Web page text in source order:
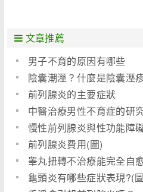
文章推薦
男子不育的原因有哪些
陰囊潮溼？什麼是陰囊溼
前列腺炎的主要症狀
中醫治療男性不育症的研
慢性前列腺炎與性功能障
前列腺炎費用(圖)
睾丸扭轉不治療能完全自
龜頭炎有哪些症狀表現?(